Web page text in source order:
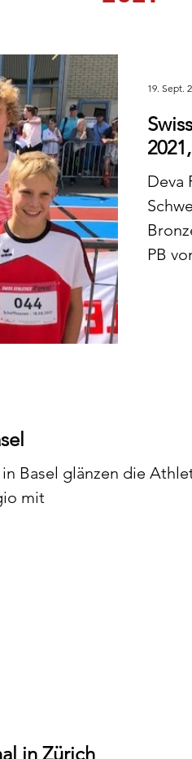
Deva
PB
19. Sept.
Basel glänzen die
Regio mit
in Zürich